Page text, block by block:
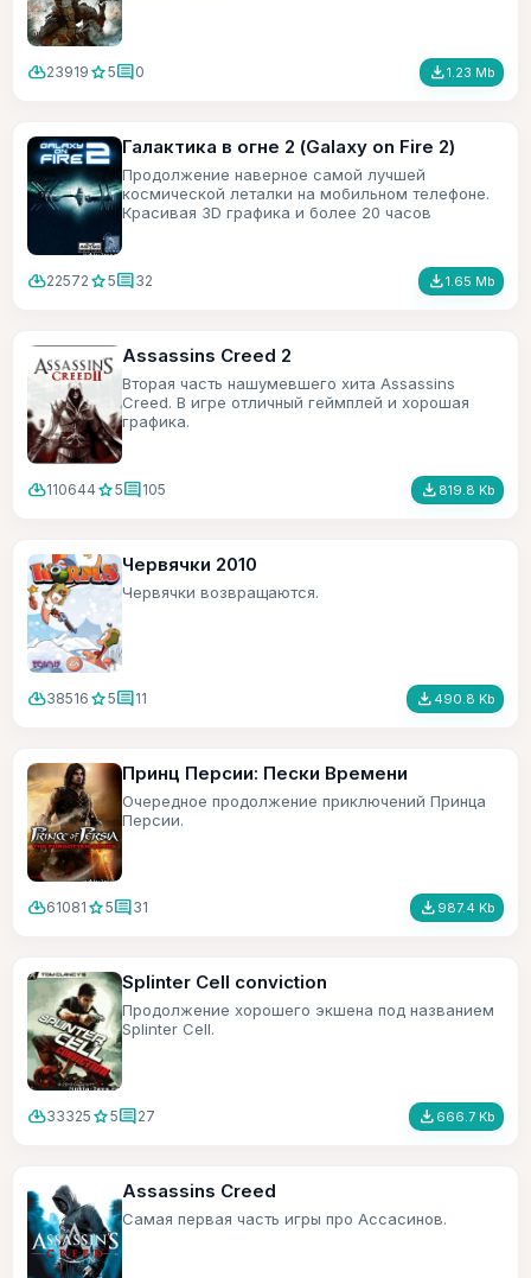
cloud_download23919 star5comment0 file_download1.23 Mb
Галактика в огне 2 (Galaxy on Fire 2)
Продолжение наверное самой лучшей
космической леталки на мобильном телефоне.
Красивая 3D графика и более 20 часов
cloud_download22572 star5comment32 file_download1.65 Mb
Assassins Creed 2
Вторая часть нашумевшего хита Assassins
Creed. В игре отличный геймплей и хорошая
графика.
cloud_download110644 star5comment105 file_download 819.8 Kb
Червячки 2010
Червячки возвращаются.
cloud_download38516 star5comment11 file_download 490.8 Kb
Принц Персии: Пески Времени
Очередное продолжение приключений Принца
Персии.
cloud_download61081 star5comment31 file_download 987.4 Kb
Splinter Cell conviction
Продолжение хорошего экшена под названием
Splinter Cell.
cloud_download33325 star5comment27 file_download 666.7 Kb
Assassins Creed
Самая первая часть игры про Ассасинов.